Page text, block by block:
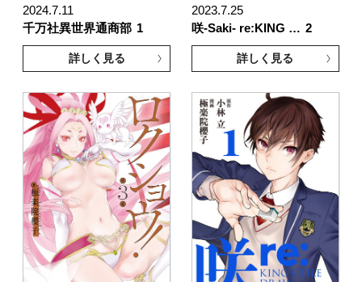
2024.7.11
千万社異世界通商部 1
詳しく見る
2023.7.25
咲-Saki- re:KING … 2
詳しく見る